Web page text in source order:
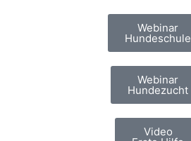
Webinar
Hundeschule
Webinar
Hundezucht
Video